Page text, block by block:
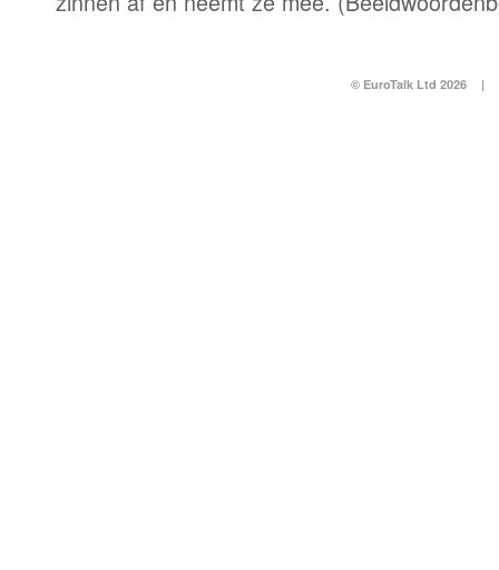
© EuroTalk Ltd 2026 |